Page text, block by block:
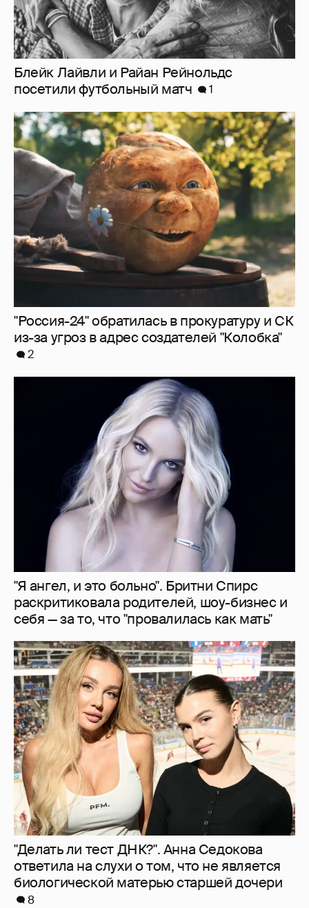
Блейк Лайвли и Райан Рейнольдс
посетили футбольный матч
1
"Россия-24" обратилась в прокуратуру и СК
из-за угроз в адрес создателей "Колобка"
2
"Я ангел, и это больно". Бритни Спирс
раскритиковала родителей, шоу-бизнес и
себя — за то, что "провалилась как мать"
"Делать ли тест ДНК?". Анна Седокова
ответила на слухи о том, что не является
биологической матерью старшей дочери
8